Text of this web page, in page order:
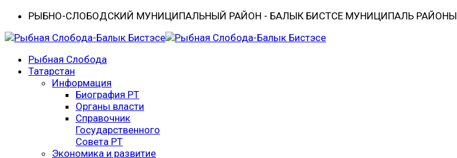
РЫБНО-CЛОБОДСКИЙ МУНИЦИПАЛЬНЫЙ РАЙОН - БАЛЫК БИСТӘСЕ МУНИЦИПАЛЬ РАЙОНЫ
Рыбная Слобода
Татарстан
Информация
Биография РТ
Органы власти
Справочник
Государственного
Совета РТ
Экономика и развитие